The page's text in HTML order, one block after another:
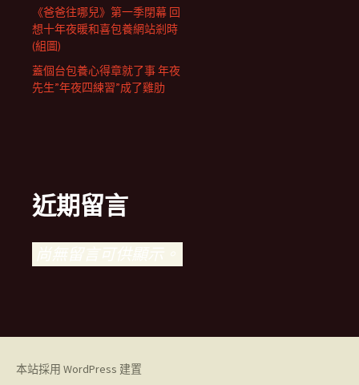
《爸爸往哪兒》第一季閉幕 回
想十年夜暖和喜包養網站剎時
(組圖)
蓋個台包養心得章就了事 年夜
先生”年夜四練習”成了雞肋
近期留言
尚無留言可供顯示。
本站採用 WordPress 建置